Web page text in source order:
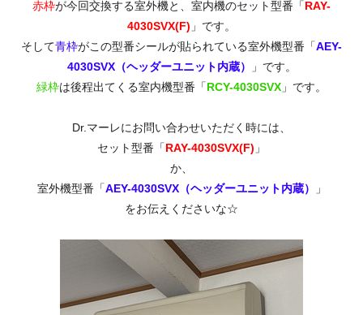
赤枠が今回交換する室外機と、室内機のセット型番「RAY-
4030SVX(F) 」です。
そして青枠がこの型番シールが貼られている室外機型番「AEY-
4030SVX（ヘッダーユニット内蔵）
」です。
緑枠は後程出てくる室内機型番「RCY-4030SVX 」です。
Dr.マーレにお問い合わせいただく時には、
セット型番「RAY-4030SVX(F) 」
か、
室外機型番「AEY-4030SVX（ヘッダーユニット内蔵）
」
をお伝えくださいな☆